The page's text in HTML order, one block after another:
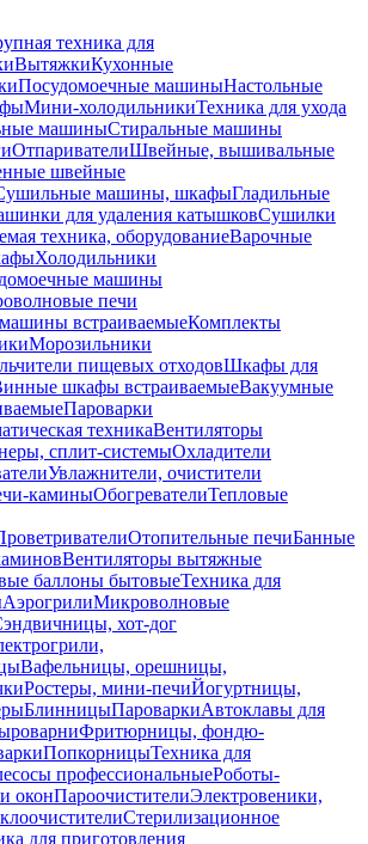
техника для
ВытяжкиКухонные
Посудомоечные машиныНастольные
Мини-холодильникиТехника для ухода
машиныСтиральные машины
ОтпаривателиШвейные, вышивальные
швейные
машины, шкафыГладильные
для удаления катышковСушилки
техника, оборудованиеВарочные
Холодильники
машины
печи
встраиваемыеКомплекты
Морозильники
пищевых отходовШкафы для
шкафы встраиваемыеВакуумные
Пароварки
техникаВентиляторы
сплит-системыОхладители
Увлажнители, очистители
каминыОбогревателиТепловые
Отопительные печиБанные
Вентиляторы вытяжные
баллоны бытовыеТехника для
АэрогрилиМикроволновые
хот-дог
Вафельницы, орешницы,
Ростеры, мини-печиЙогуртницы,
БлинницыПароваркиАвтоклавы для
Фритюрницы, фондю-
ПопкорницыТехника для
профессиональныеРоботы-
оконПароочистителиЭлектровеники,
Стерилизационное
для приготовления